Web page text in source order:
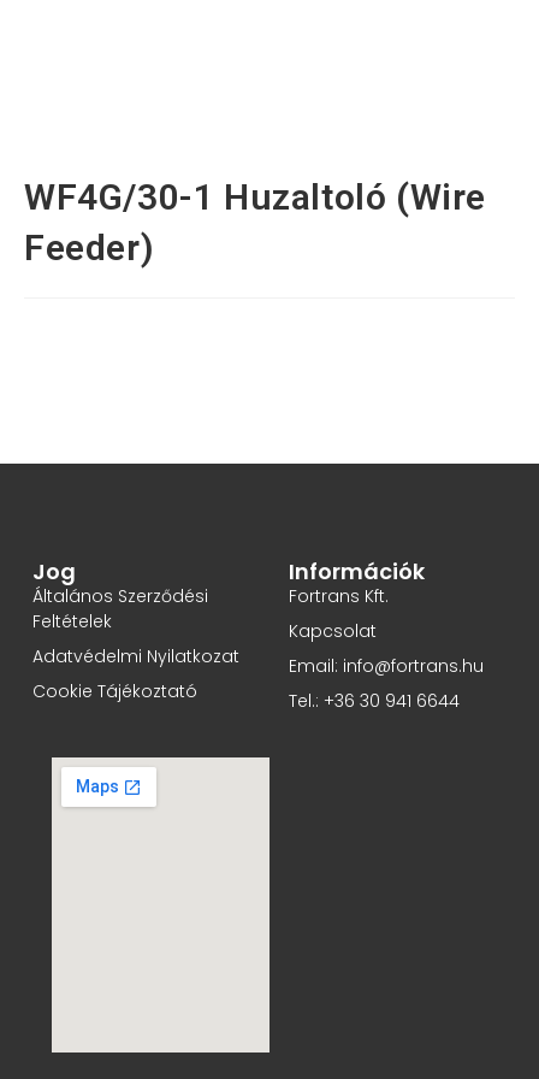
WF4G/30-1 Huzaltoló (Wire
Feeder)
Jog
Általános Szerződési
Feltételek
Adatvédelmi Nyilatkozat
Cookie Tájékoztató
Információk
Fortrans Kft.
Kapcsolat
Email: info@fortrans.hu
Tel.: +36 30 941 6644